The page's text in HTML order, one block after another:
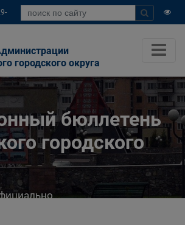
городского округа
бюллетень
городского